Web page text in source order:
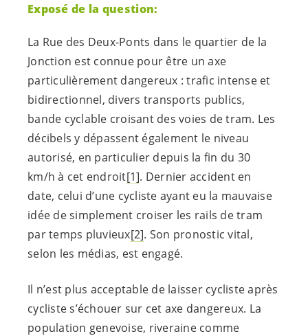
Exposé de la question:
La Rue des Deux-Ponts dans le quartier de la
Jonction est connue pour être un axe
particulièrement dangereux : trafic intense et
bidirectionnel, divers transports publics,
bande cyclable croisant des voies de tram. Les
décibels y dépassent également le niveau
autorisé, en particulier depuis la fin du 30
km/h à cet endroit[1]. Dernier accident en
date, celui d’une cycliste ayant eu la mauvaise
idée de simplement croiser les rails de tram
par temps pluvieux[2]. Son pronostic vital,
selon les médias, est engagé.
Il n’est plus acceptable de laisser cycliste après
cycliste s’échouer sur cet axe dangereux. La
population genevoise, riveraine comme